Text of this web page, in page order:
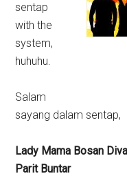
sentap
with the
system,
huhuhu.
Salam
sayang dalam sentap,
Lady Mama Bosan
Parit Buntar